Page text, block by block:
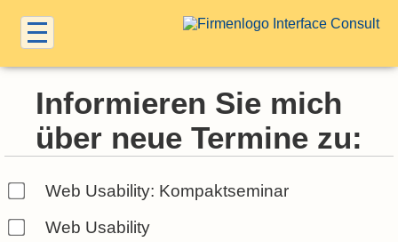
Informieren Sie mich
über neue Termine zu:
Web Usability: Kompaktseminar
Web Usability